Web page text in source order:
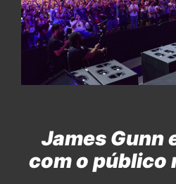
James Gunn
com o público